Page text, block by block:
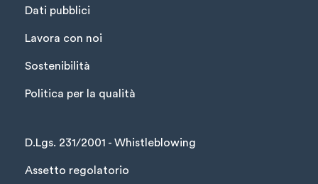
Dati pubblici
Lavora con noi
Sostenibilità
Politica per la qualità
D.Lgs. 231/2001 - Whistleblowing
Assetto regolatorio